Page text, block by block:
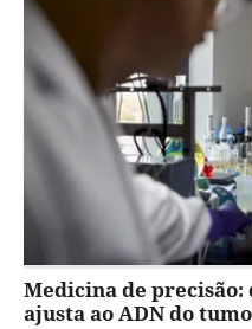
Medicina de
ajusta ao ADN do